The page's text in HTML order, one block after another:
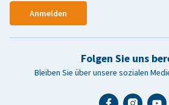
Anmelden
Folgen Sie uns
Bleiben Sie über unsere sozialen